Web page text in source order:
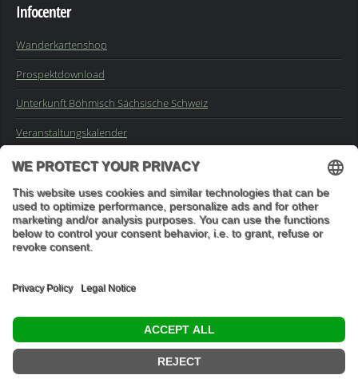
Infocenter
Wanderkartenshop
Prospektdownload
Unterkunft Böhmisch Sächsische Schweiz
Veranstaltungskalender
Impressum
Buchungsanfrage
"In den Wäldern sind Dinge, über die nachzudenken man jahrelang
im Moos liegen könnte." (Franz Kafka)